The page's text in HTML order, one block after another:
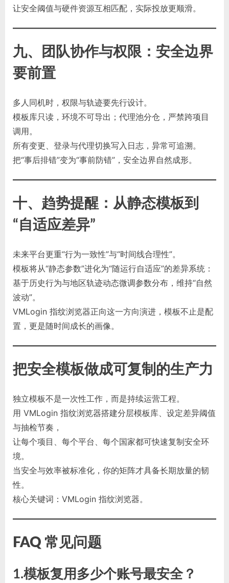
让安全阈值与硬件资源互相匹配，实际投放更顺滑。
九、团队协作与权限：安全边界
要前置
多人同机时，权限与轨迹要先行设计。
模板库只读，环境不可导出；代理池分仓，严禁跨项目
调用。
所有变更、登录与代理切换写入日志，异常可追溯。
把“事后排错”变为“事前防错”，安全边界自然成形。
十、趋势提醒：从静态模板到
“自适应差异”
未来平台更重“行为一致性”与“时间线合理性”。
模板将从“静态参数”进化为“随运行自适应”的差异系统：
基于历史行为与地区轨迹动态微调参数分布，维持“自然
波动”。
VMLogin 指纹浏览器正向这一方向演进，模板不止是配
置，更是随时间成长的画像。
把安全模板做成可复制的生产力
独立模板不是一次性工作，而是持续运营工程。
用 VMLogin 指纹浏览器搭建分层模板库、设定差异阈值
与抽检节奏，
让每个项目、每个平台、每个国家都可快速复制安全环
境。
当安全与效率被标准化，你的矩阵才具备长期放量的韧
性。
核心关键词：VMLogin 指纹浏览器。
FAQ 常见问题
1.模板复用多少个账号最安全？